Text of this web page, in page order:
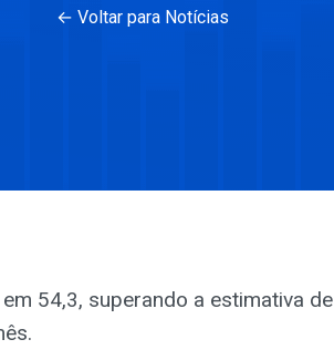
← Voltar para Notícias
54,3, superando a estimativa de